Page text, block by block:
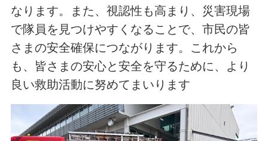
なります。また、視認性も高まり、災害現場
で隊員を見つけやすくなることで、市民の皆
さまの安全確保につながります。これから
も、皆さまの安心と安全を守るために、より
良い救助活動に努めてまいります